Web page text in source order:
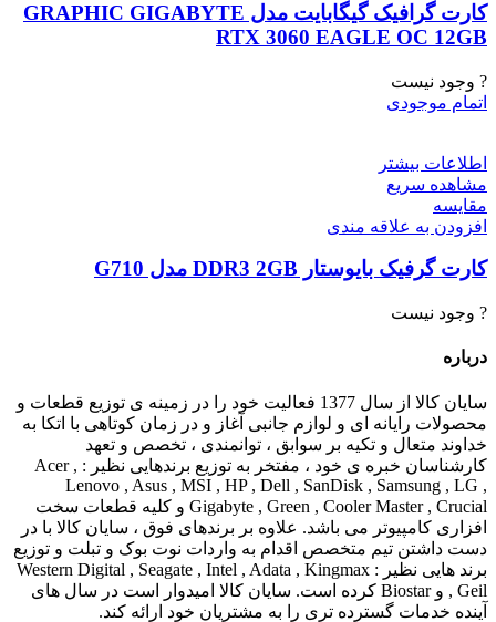
کارت گرافیک گیگابایت مدل GRAPHIC GIGABYTE
RTX 3060 EAGLE OC 12GB
? وجود نیست
اتمام موجودی
اطلاعات بیشتر
مشاهده سریع
مقایسه
افزودن به علاقه مندی
کارت گرفیک بایوستار DDR3 2GB مدل G710
? وجود نیست
درباره
سایان کالا از سال 1377 فعالیت خود را در زمینه ی توزیع قطعات و
محصولات رایانه ای و لوازم جانبی آغاز و در زمان کوتاهی با اتکا به
خداوند متعال و تکیه بر سوابق ، توانمندی ، تخصص و تعهد
کارشناسان خبره ی خود ، مفتخر به توزیع برندهایی نظیر : Acer ,
Lenovo , Asus , MSI , HP , Dell , SanDisk , Samsung , LG ,
Gigabyte , Green , Cooler Master , Crucial و کلیه قطعات سخت
افزاری کامپیوتر می باشد. علاوه بر برندهای فوق ، سایان کالا با در
دست داشتن تیم متخصص اقدام به واردات نوت بوک و تبلت و توزیع
برند هایی نظیر : Western Digital , Seagate , Intel , Adata , Kingmax
, Geil و Biostar کرده است. سایان کالا امیدوار است در سال های
آینده خدمات گسترده تری را به مشتریان خود ارائه کند.